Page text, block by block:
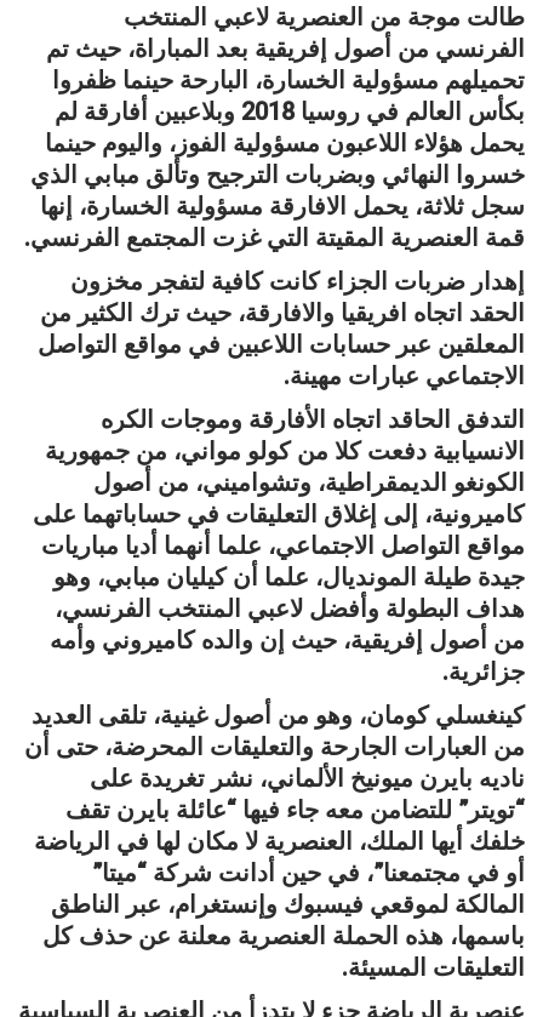
طالت موجة من العنصرية لاعبي المنتخب
الفرنسي من أصول إفريقية بعد المباراة، حيث تم
تحميلهم مسؤولية الخسارة، البارحة حينما ظفروا
بكأس العالم في روسيا 2018 وبلاعبين أفارقة لم
يحمل هؤلاء اللاعبون مسؤولية الفوز، واليوم حينما
خسروا النهائي وبضربات الترجيح وتألق مبابي الذي
سجل ثلاثة، يحمل الافارقة مسؤولية الخسارة، إنها
قمة العنصرية المقيتة التي غزت المجتمع الفرنسي.
إهدار ضربات الجزاء كانت كافية لتفجر مخزون
الحقد اتجاه افريقيا والافارقة، حيث ترك الكثير من
المعلقين عبر حسابات اللاعبين في مواقع التواصل
الاجتماعي عبارات مهينة.
التدفق الحاقد اتجاه الأفارقة وموجات الكره
الانسيابية دفعت كلا من كولو مواني، من جمهورية
الكونغو الديمقراطية، وتشواميني، من أصول
كاميرونية، إلى إغلاق التعليقات في حساباتهما على
مواقع التواصل الاجتماعي، علما أنهما أديا مباريات
جيدة طيلة المونديال، علما أن كيليان مبابي، وهو
هداف البطولة وأفضل لاعبي المنتخب الفرنسي،
من أصول إفريقية، حيث إن والده كاميروني وأمه
جزائرية.
كينغسلي كومان، وهو من أصول غينية، تلقى العديد
من العبارات الجارحة والتعليقات المحرضة، حتى أن
ناديه بايرن ميونيخ الألماني، نشر تغريدة على
“تويتر” للتضامن معه جاء فيها “عائلة بايرن تقف
خلفك أيها الملك، العنصرية لا مكان لها في الرياضة
أو في مجتمعنا”، في حين أدانت شركة “ميتا”
المالكة لموقعي فيسبوك وإنستغرام، عبر الناطق
باسمها، هذه الحملة العنصرية معلنة عن حذف كل
التعليقات المسيئة.
عنصرية الرياضة جزء لا يتدزأ من العنصرية السياسية